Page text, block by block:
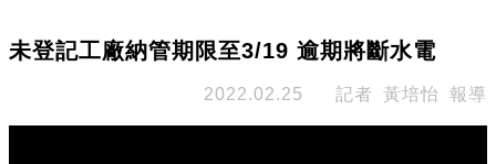
未登記工廠納管期限至3/19 逾期將斷水電
2022.02.25 記者 黃培怡 報導